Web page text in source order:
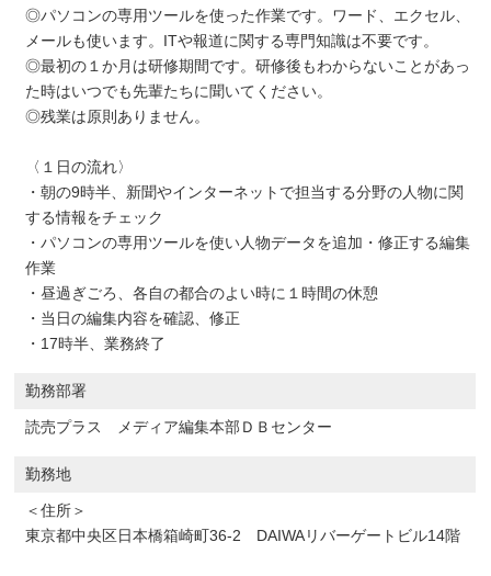
◎パソコンの専用ツールを使った作業です。ワード、エクセル、
メールも使います。ITや報道に関する専門知識は不要です。
◎最初の１か月は研修期間です。研修後もわからないことがあっ
た時はいつでも先輩たちに聞いてください。
◎残業は原則ありません。
〈１日の流れ〉
・朝の9時半、新聞やインターネットで担当する分野の人物に関
する情報をチェック
・パソコンの専用ツールを使い人物データを追加・修正する編集
作業
・昼過ぎごろ、各自の都合のよい時に１時間の休憩
・当日の編集内容を確認、修正
・17時半、業務終了
勤務部署
読売プラス メディア編集本部ＤＢセンター
勤務地
＜住所＞
東京都中央区日本橋箱崎町36-2 DAIWAリバーゲートビル14階